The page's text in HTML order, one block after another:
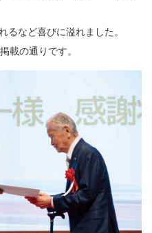
るなど喜びに溢れました。
載の通りです。